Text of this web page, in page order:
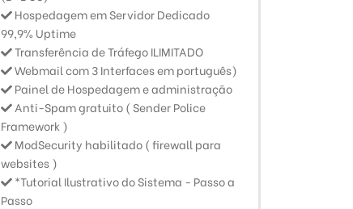
Hospedagem em Servidor Dedicado
99,9% Uptime
Transferência de Tráfego ILIMITADO
Webmail com 3 Interfaces em português)
Painel de Hospedagem e administração
Anti-Spam gratuito ( Sender Police
Framework )
ModSecurity habilitado ( firewall para
websites )
*Tutorial Ilustrativo do Sistema - Passo a
Passo